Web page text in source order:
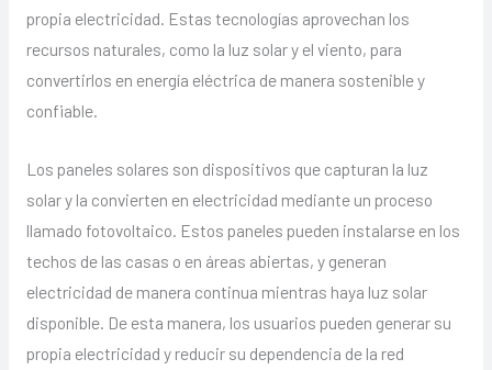
propia electricidad. Estas tecnologías aprovechan los
recursos naturales, como la luz solar y el viento, para
convertirlos en energía eléctrica de manera sostenible y
confiable.
Los paneles solares son dispositivos que capturan la luz
solar y la convierten en electricidad mediante un proceso
llamado fotovoltaico. Estos paneles pueden instalarse en los
techos de las casas o en áreas abiertas, y generan
electricidad de manera continua mientras haya luz solar
disponible. De esta manera, los usuarios pueden generar su
propia electricidad y reducir su dependencia de la red